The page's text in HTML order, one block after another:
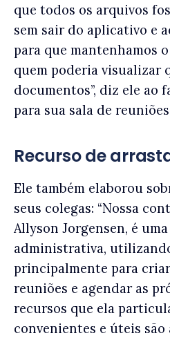
que todos os arquivos
sem sair do aplicativo e
para que mantenhamos
quem poderia visualizar
documentos”, diz ele ao
para sua sala de
Recurso de
Ele também elaborou
seus colegas: “Nossa
Allyson Jorgensen, é
administrativa,
principalmente para
reuniões e agendar as
recursos que ela
convenientes e úteis